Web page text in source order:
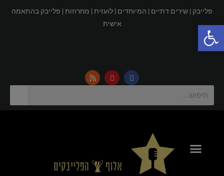
פתח סרגל נגישות
פלייבק | שירים דתיים | המיוחדים | לועזית | מחרוזות | פלייבק בהתאמה
אישית